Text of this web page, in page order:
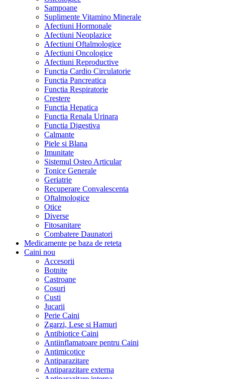
Sampoane
Suplimente Vitamino Minerale
Afectiuni Hormonale
Afectiuni Neoplazice
Afectiuni Oftalmologice
Afectiuni Oncologice
Afectiuni Reproductive
Functia Cardio Circulatorie
Functia Pancreatica
Functia Respiratorie
Crestere
Functia Hepatica
Functia Renala Urinara
Functia Digestiva
Calmante
Piele si Blana
Imunitate
Sistemul Osteo Articular
Tonice Generale
Geriatrie
Recuperare Convalescenta
Oftalmologice
Otice
Diverse
Fitosanitare
Combatere Daunatori
Medicamente pe baza de reteta
Caini nou
Accesorii
Botnite
Castroane
Cosuri
Custi
Jucarii
Perie Caini
Zgarzi, Lese si Hamuri
Antibiotice Caini
Antiinflamatoare pentru Caini
Antimicotice
Antiparazitare
Antiparazitare externa